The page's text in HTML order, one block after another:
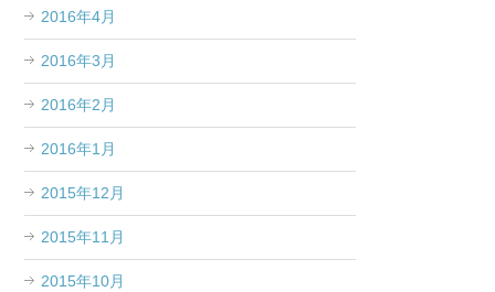
2016年4月
2016年3月
2016年2月
2016年1月
2015年12月
2015年11月
2015年10月